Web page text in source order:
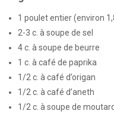
1 poulet entier (environ
2-3 c. à soupe de sel
4 c. à soupe de beurre
1 c. à café de paprika
1/2 c. à café d’origan
1/2 c. à café d’aneth
1/2 c. à soupe de